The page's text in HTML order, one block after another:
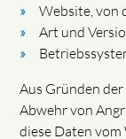
Website, von
Art und
Aus Gründen
Abwehr von
diese Daten